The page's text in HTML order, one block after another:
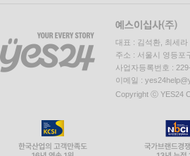
대표 : 김석환, 최세라
주소 : 서울시 영등포
사업자등록번호 :
이메일 :
Copyright ⓒ YES24